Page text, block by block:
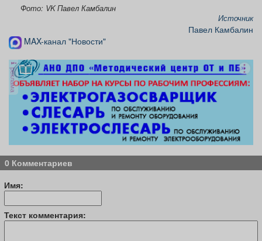
Фото: VK Павел Камбалин
Источник
Павел Камбалин
MAX-канал "Новости"
реклама
0 Комментариев
Имя:
Текст комментария: